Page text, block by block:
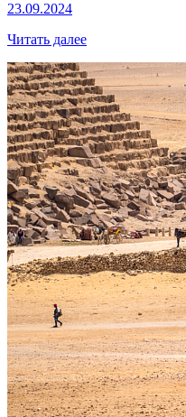
23.09.2024
Читать далее